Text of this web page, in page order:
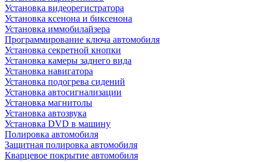
Установка видеорегистратора
Установка ксенона и биксенона
Установка иммобилайзера
Программирование ключа автомобиля
Установка секретной кнопки
Установка камеры заднего вида
Установка навигатора
Установка подогрева сидений
Установка автосигнализации
Установка магнитолы
Установка автозвука
Установка DVD в машину
Полировка автомобиля
Защитная полировка автомобиля
Кварцевое покрытие автомобиля